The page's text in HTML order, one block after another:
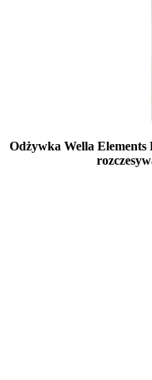
Odżywka Wella Elements